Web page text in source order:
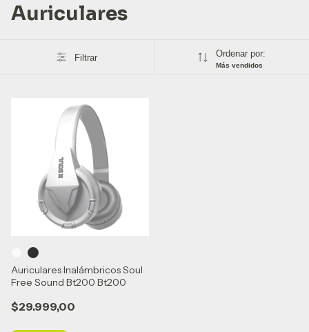
Auriculares
Filtrar Ordenar por:
Más vendidos
Auriculares Inalámbricos Soul
Free Sound Bt200 Bt200
$29.999,00